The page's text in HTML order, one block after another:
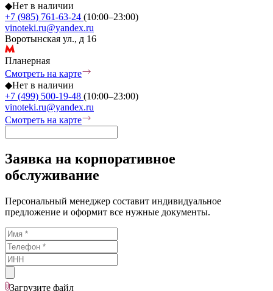
◆Нет в наличии
+7 (985) 761-63-24 (10:00–23:00)
vinoteki.ru@yandex.ru
Воротынская ул., д 16
Планерная
Смотреть на карте
◆Нет в наличии
+7 (499) 500-19-48 (10:00–23:00)
vinoteki.ru@yandex.ru
Смотреть на карте
Заявка на корпоративное
обслуживание
Персональный менеджер составит индивидуальное
предложение и оформит все нужные документы.
Загрузите файл